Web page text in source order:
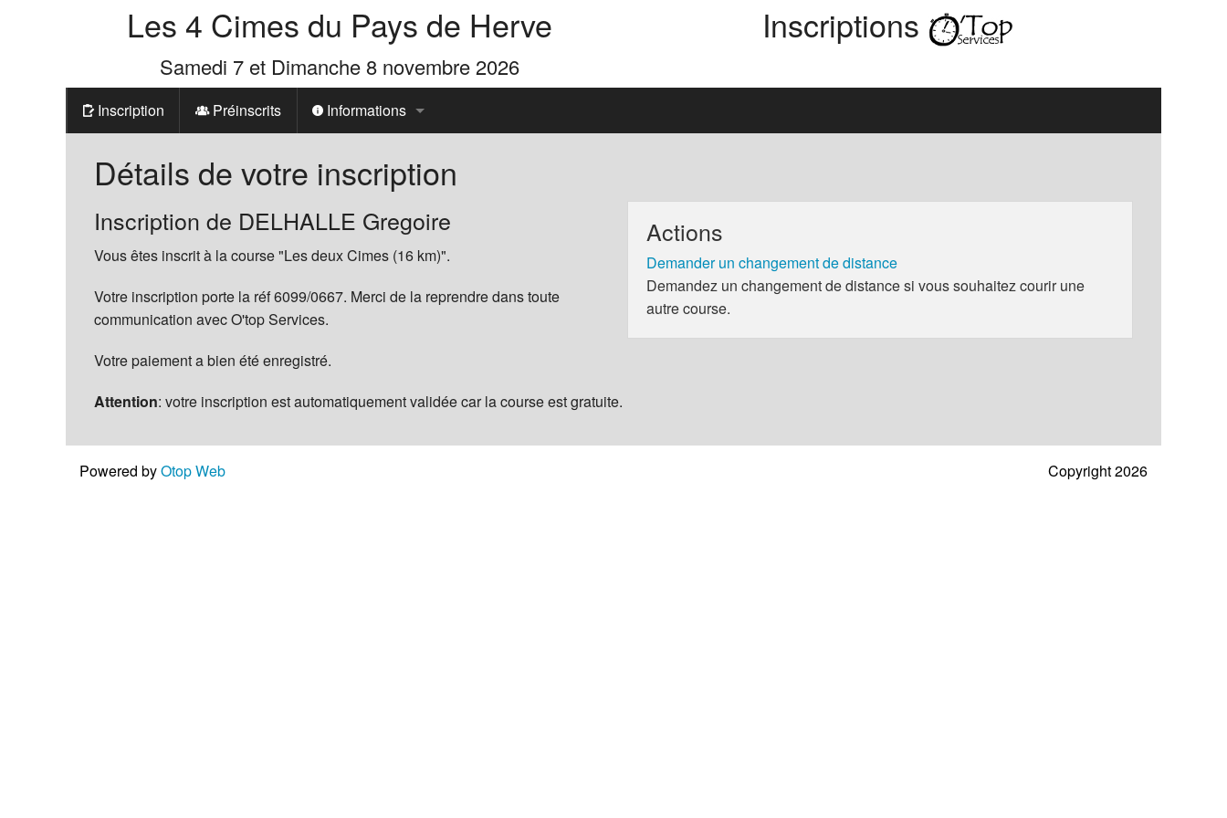
Les 4 Cimes du Pays de Herve
Samedi 7 et Dimanche 8 novembre 2026
Inscriptions
Inscription Préinscrits Informations
La Boutique des 4 Cimes
Détails de votre inscription
Inscription de DELHALLE Gregoire
Vous êtes inscrit à la course "Les deux Cimes (16 km)".
Votre inscription porte la réf 6099/0667. Merci de la reprendre dans toute
communication avec O'top Services.
Votre paiement a bien été enregistré.
Actions
Demander un changement de distance
Demandez un changement de distance si vous souhaitez courir une
autre course.
Attention: votre inscription est automatiquement validée car la course est gratuite.
Powered byOtop Web Copyright 2026